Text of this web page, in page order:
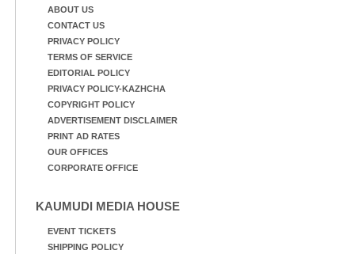
ABOUT US
CONTACT US
PRIVACY POLICY
TERMS OF SERVICE
EDITORIAL POLICY
PRIVACY POLICY-KAZHCHA
COPYRIGHT POLICY
ADVERTISEMENT DISCLAIMER
PRINT AD RATES
OUR OFFICES
CORPORATE OFFICE
KAUMUDI MEDIA HOUSE
EVENT TICKETS
SHIPPING POLICY